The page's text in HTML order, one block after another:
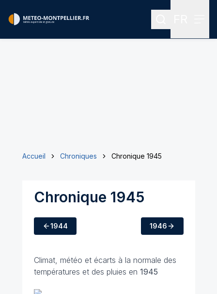
Rechercher
Accueil Chroniques Chronique 1945
Chronique 1945
1944 1946
Climat, météo et écarts à la normale des
températures et des pluies en 1945